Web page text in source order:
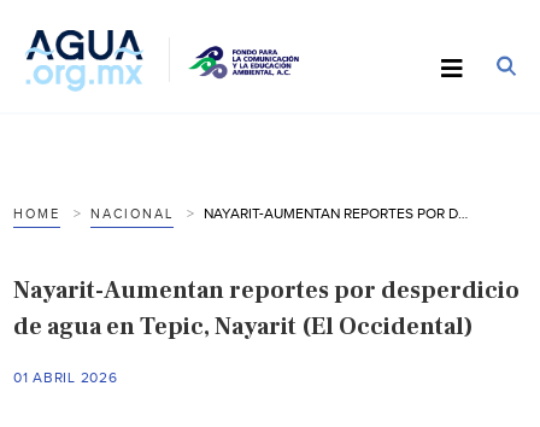
HOME NACIONAL
Nayarit-Aumentan reportes por desperdicio
de agua en Tepic, Nayarit (El Occidental)
01 ABRIL 2026